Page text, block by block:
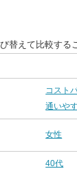
替えて比較する
コスト
通いや
女性
40代